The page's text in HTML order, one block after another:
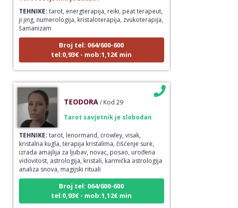
tarot, energterapija, reiki, peat terapeut,
ji jing, numerologija, kristaloterapija, zvukoterapija,
šamanizam
Broj tel: 064/600-600
tel:0,93€ - mob:1,12€ min
TEHNIKE:tarot, lenormand, crowley, visak,
kristalna kugla, terapija kristalima, čišćenje sure,
izrada amajlija za ljubav, novac, posao, urođena
vidovitost, astrologija, kristali, karmička astrologija
analiza snova, magijski rituali
Broj tel: 064/600-600
tel:0,93€ - mob:1,12€ min